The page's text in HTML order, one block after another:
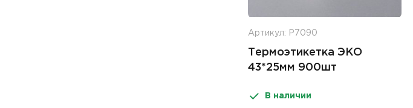
Артикул: Р7090
Термоэтикетка ЭКО
43*25мм 900шт
В наличии